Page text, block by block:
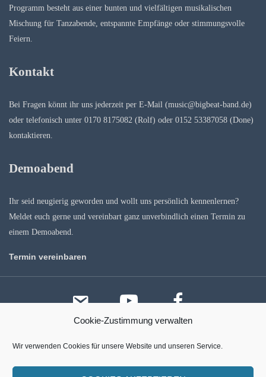
Cookie-Zustimmung verwalten
Wir verwenden Cookies für unsere Website und unseren Service.
Programm besteht aus einer bunten und vielfältigen musikalischen
Mischung für Tanzabende, entspannte Empfänge oder stimmungsvolle
Feiern.
Kontakt
Bei Fragen könnt ihr uns jederzeit per E-Mail (music@bigbeat-band.de)
oder telefonisch unter 0170 8175082 (Rolf) oder 0152 53387058 (Done)
kontaktieren.
Demoabend
Ihr seid neugierig geworden und wollt uns persönlich kennenlernen?
Meldet euch gerne und vereinbart ganz unverbindlich einen Termin zu
einem Demoabend.
Termin vereinbaren
Copyright © 2011-2026|BIGBEAT|feel the music